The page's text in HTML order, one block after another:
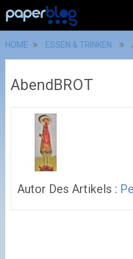
HOME ESSEN & TRINKEN
AbendBROT
Autor Des Artikels :